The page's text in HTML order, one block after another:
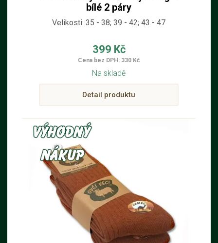
bílé 2 páry
Velikosti: 35 - 38; 39 - 42; 43 - 47
399 Kč
Cena bez DPH: 330 Kč
Na skladě
Detail produktu